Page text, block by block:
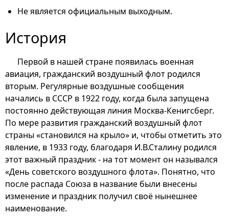
Не является официальным выходным.
История
Первой в нашей стране появилась военная
авиация, гражданский воздушный флот родился
вторым. Регулярные воздушные сообщения
начались в СССР в 1922 году, когда была запущена
постоянно действующая линия Москва-Кенигсберг.
По мере развития гражданский воздушный флот
страны «становился на крыло» и, чтобы отметить это
явление, в 1933 году, благодаря И.В.Сталину родился
этот важный праздник - на тот момент он назывался
«День советского воздушного флота». Понятно, что
после распада Союза в название были внесены
изменение и праздник получил своё нынешнее
наименование.